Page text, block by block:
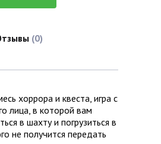
(0)
хоррора и квеста, игра с
лица, в которой вам
в шахту и погрузиться в
не получится передать